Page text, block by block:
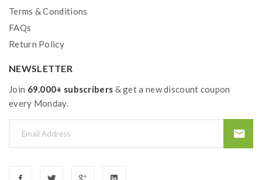
Terms & Conditions
FAQs
Return Policy
NEWSLETTER
Join 69.000+ subscribers & get a new discount coupon
every Monday.